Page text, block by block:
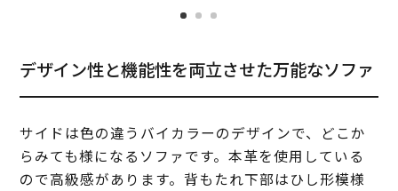
デザイン性と機能性を両立させた万能なソファ
サイドは色の違うバイカラーのデザインで、どこか
らみても様になるソファです。本革を使用している
ので高級感があります。背もたれ下部はひし形模様